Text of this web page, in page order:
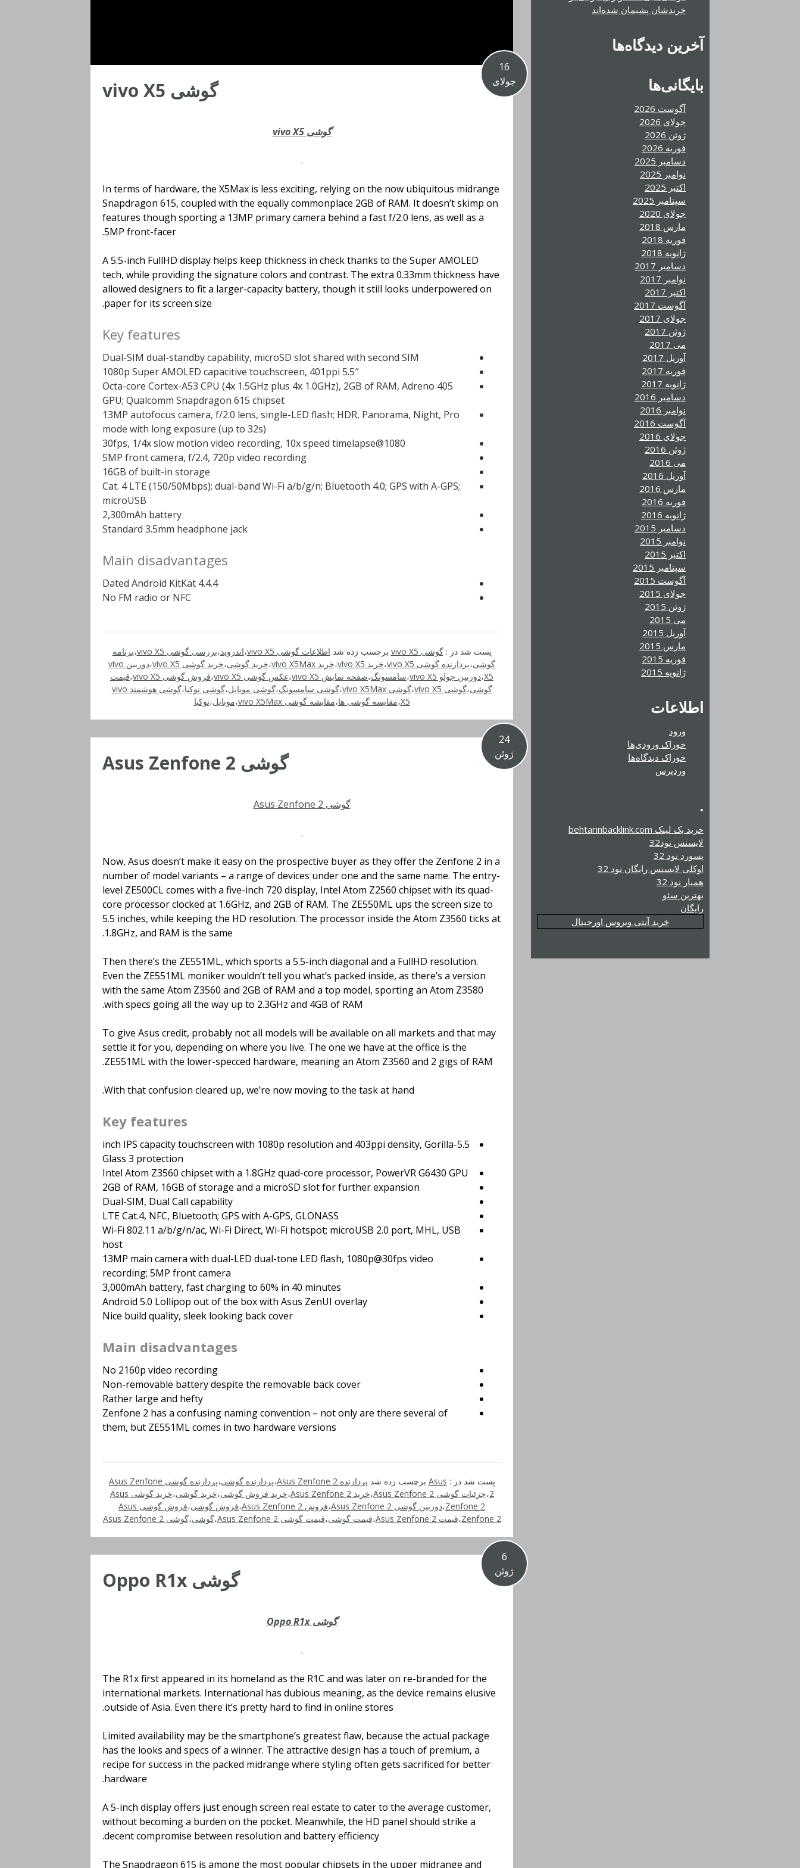
16
جولای
گوشی vivo X5
گوشی vivo X5
.
In terms of hardware, the X5Max is less exciting, relying on the now ubiquitous midrange
Snapdragon 615, coupled with the equally commonplace 2GB of RAM. It doesn’t skimp on
features though sporting a 13MP primary camera behind a fast f/2.0 lens, as well as a
5MP front-facer.
A 5.5-inch FullHD display helps keep thickness in check thanks to the Super AMOLED
tech, while providing the signature colors and contrast. The extra 0.33mm thickness have
allowed designers to fit a larger-capacity battery, though it still looks underpowered on
paper for its screen size.
Key features
Dual-SIM dual-standby capability, microSD slot shared with second SIM
5.5″ 1080p Super AMOLED capacitive touchscreen, 401ppi
Octa-core Cortex-A53 CPU (4x 1.5GHz plus 4x 1.0GHz), 2GB of RAM, Adreno 405
GPU; Qualcomm Snapdragon 615 chipset
13MP autofocus camera, f/2.0 lens, single-LED flash; HDR, Panorama, Night, Pro
mode with long exposure (up to 32s)
1080@30fps, 1/4x slow motion video recording, 10x speed timelapse
5MP front camera, f/2.4, 720p video recording
16GB of built-in storage
Cat. 4 LTE (150/50Mbps); dual-band Wi-Fi a/b/g/n; Bluetooth 4.0; GPS with A-GPS;
microUSB
2,300mAh battery
Standard 3.5mm headphone jack
Main disadvantages
Dated Android KitKat 4.4.4
No FM radio or NFC
پست شد در :گوشی vivo X5 برچسب زده شد اطلاعات گوشی vivo X5 ،اندروید،بررسی گوشی vivo X5 ،برنامه
گوشی،پردازنده گوشی vivo X5 ،خرید vivo X5 ،خرید vivo X5Max ،خرید گوشی،خرید گوشی vivo X5 ،
دوربین vivo
X5،دوربین جولو vivo X5 ،سامسونگ،صفحه نمایش vivo X5 ،عکس گوشی vivo X5 ،فروش گوشی vivo X5 ،قیمت
گوشی،گوشی vivo X5 ،گوشی vivo X5Max ،گوشی سامسونگ،گوشی موبایل،گوشی نوکیا،
گوشی هوشمند vivo
X5،مقایسه گوشی ها،مقایشه گوشی vivo X5Max ،موبایل،نوکیا
24
ژوئن
گوشی Asus Zenfone 2
گوشی Asus Zenfone 2
.
Now, Asus doesn’t make it easy on the prospective buyer as they offer the Zenfone 2 in a
number of model variants – a range of devices under one and the same name. The entry-
level ZE500CL comes with a five-inch 720 display, Intel Atom Z2560 chipset with its quad-
core processor clocked at 1.6GHz, and 2GB of RAM. The ZE550ML ups the screen size to
5.5 inches, while keeping the HD resolution. The processor inside the Atom Z3560 ticks at
1.8GHz, and RAM is the same.
Then there’s the ZE551ML, which sports a 5.5-inch diagonal and a FullHD resolution.
Even the ZE551ML moniker wouldn’t tell you what’s packed inside, as there’s a version
with the same Atom Z3560 and 2GB of RAM and a top model, sporting an Atom Z3580
with specs going all the way up to 2.3GHz and 4GB of RAM.
To give Asus credit, probably not all models will be available on all markets and that may
settle it for you, depending on where you live. The one we have at the office is the
ZE551ML with the lower-specced hardware, meaning an Atom Z3560 and 2 gigs of RAM.
With that confusion cleared up, we’re now moving to the task at hand.
Key features
5.5-inch IPS capacity touchscreen with 1080p resolution and 403ppi density, Gorilla
Glass 3 protection
Intel Atom Z3560 chipset with a 1.8GHz quad-core processor, PowerVR G6430 GPU
2GB of RAM, 16GB of storage and a microSD slot for further expansion
Dual-SIM, Dual Call capability
LTE Cat.4, NFC, Bluetooth; GPS with A-GPS, GLONASS
Wi-Fi 802.11 a/b/g/n/ac, Wi-Fi Direct, Wi-Fi hotspot; microUSB 2.0 port, MHL, USB
host
13MP main camera with dual-LED dual-tone LED flash, 1080p@30fps video
recording; 5MP front camera
3,000mAh battery, fast charging to 60% in 40 minutes
Android 5.0 Lollipop out of the box with Asus ZenUI overlay
Nice build quality, sleek looking back cover
Main disadvantages
No 2160p video recording
Non-removable battery despite the removable back cover
Rather large and hefty
Zenfone 2 has a confusing naming convention – not only are there several of
them, but ZE551ML comes in two hardware versions
پست شد در : Asus برچسب زده شد پردازنده Asus Zenfone 2 ،پردازنده گوشی،
پردازنده گوشی Asus Zenfone
2،جزئیات گوشی Asus Zenfone 2 ،خرید Asus Zenfone 2 ،خرید فروش گوشی،خرید گوشی،
خرید گوشی Asus
Zenfone 2،دوربین گوشی Asus Zenfone 2 ،فروش Asus Zenfone 2 ،فروش گوشی،
فروش گوشی Asus
Zenfone 2،قیمت Asus Zenfone 2 ،قیمت گوشی،قیمت گوشی Asus Zenfone 2 ،گوشی،گوشی Asus Zenfone 2
6
ژوئن
گوشی Oppo R1x
گوشی Oppo R1x
.
The R1x first appeared in its homeland as the R1C and was later on re-branded for the
international markets. International has dubious meaning, as the device remains elusive
outside of Asia. Even there it’s pretty hard to find in online stores.
Limited availability may be the smartphone’s greatest flaw, because the actual package
has the looks and specs of a winner. The attractive design has a touch of premium, a
recipe for success in the packed midrange where styling often gets sacrificed for better
hardware.
A 5-inch display offers just enough screen real estate to cater to the average customer,
without becoming a burden on the pocket. Meanwhile, the HD panel should strike a
decent compromise between resolution and battery efficiency.
The Snapdragon 615 is among the most popular chipsets in the upper midrange and
خریدشان پشیمان شده‌اند
آخرین دیدگاه‌ها
بایگانی‌ها
آگوست 2026
جولای 2026
ژوئن 2026
فوریه 2026
دسامبر 2025
نوامبر 2025
اکتبر 2025
سپتامبر 2025
جولای 2020
مارس 2018
فوریه 2018
ژانویه 2018
دسامبر 2017
نوامبر 2017
اکتبر 2017
آگوست 2017
جولای 2017
ژوئن 2017
می 2017
آوریل 2017
فوریه 2017
ژانویه 2017
دسامبر 2016
نوامبر 2016
آگوست 2016
جولای 2016
ژوئن 2016
می 2016
آوریل 2016
مارس 2016
فوریه 2016
ژانویه 2016
دسامبر 2015
نوامبر 2015
اکتبر 2015
سپتامبر 2015
آگوست 2015
جولای 2015
ژوئن 2015
می 2015
آوریل 2015
مارس 2015
فوریه 2015
ژانویه 2015
اطلاعات
ورود
خوراک ورودی‌ها
خوراک دیدگاه‌ها
وردپرس
.
خرید بک لینک behtarinbacklink.com
لایسنس نود32
پسورد نود 32
اوکلی لایسنس رایگان نود 32
همیار نود 32
بهترین سئو
رایگان
خرید آنتی ویروس اورجینال